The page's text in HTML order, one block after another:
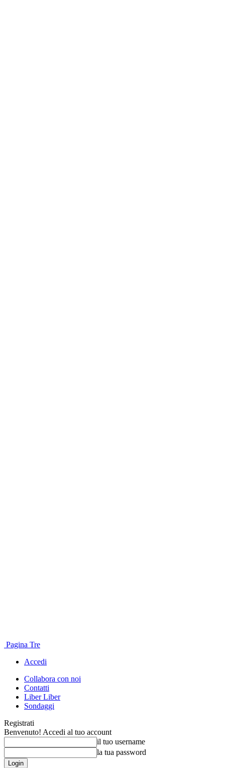
Pagina Tre
Accedi
Collabora con noi
Contatti
Liber Liber
Sondaggi
Registrati
Benvenuto! Accedi al tuo account
il tuo username
la tua password